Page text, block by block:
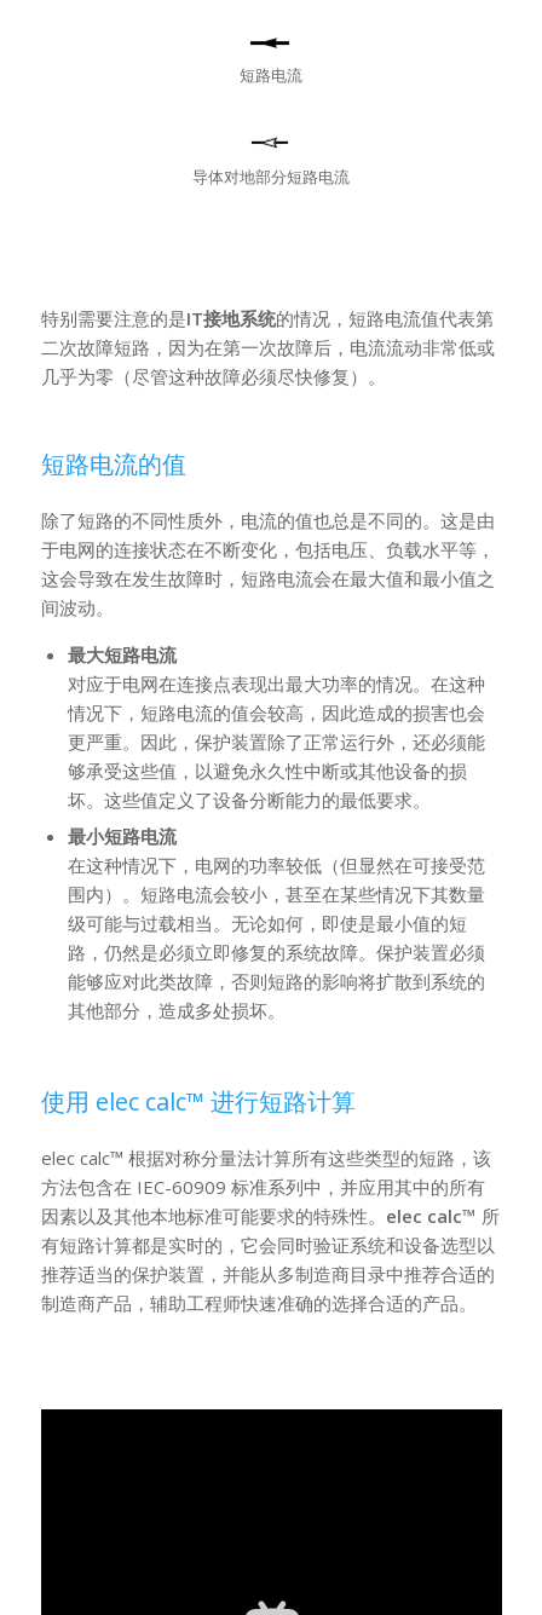
短路电流
导体对地部分短路电流
特别需要注意的是IT接地系统的情况，短路电流值代表第
二次故障短路，因为在第一次故障后，电流流动非常低或
几乎为零（尽管这种故障必须尽快修复）。
短路电流的值
除了短路的不同性质外，电流的值也总是不同的。这是由
于电网的连接状态在不断变化，包括电压、负载水平等，
这会导致在发生故障时，短路电流会在最大值和最小值之
间波动。
最大短路电流
对应于电网在连接点表现出最大功率的情况。在这种
情况下，短路电流的值会较高，因此造成的损害也会
更严重。因此，保护装置除了正常运行外，还必须能
够承受这些值，以避免永久性中断或其他设备的损
坏。这些值定义了设备分断能力的最低要求。
最小短路电流
在这种情况下，电网的功率较低（但显然在可接受范
围内）。短路电流会较小，甚至在某些情况下其数量
级可能与过载相当。无论如何，即使是最小值的短
路，仍然是必须立即修复的系统故障。保护装置必须
能够应对此类故障，否则短路的影响将扩散到系统的
其他部分，造成多处损坏。
使用 elec calc™ 进行短路计算
elec calc™ 根据对称分量法计算所有这些类型的短路，该
方法包含在 IEC-60909 标准系列中，并应用其中的所有
因素以及其他本地标准可能要求的特殊性。 elec calc™ 所
有短路计算都是实时的，它会同时验证系统和设备选型以
推荐适当的保护装置，并能从多制造商目录中推荐合适的
制造商产品，辅助工程师快速准确的选择合适的产品。